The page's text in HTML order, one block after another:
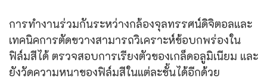
การทำงานร่วมกันระหว่างกล้องจุลทรรศน์ดิจิตอลและ
เทคนิคการตัดขวางสามารถวิเคราะห์ข้อบกพร่องใน
ฟิล์มสีได้ ตรวจสอบการเรียงตัวของเกล็ดอลูมิเนียม และ
ยังวัดความหนาของฟิล์มสีในแต่ละชั้นได้อีกด้วย